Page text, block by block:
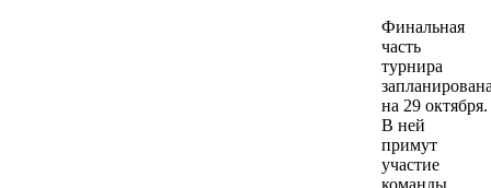
Финальная
часть
турнира
на 29 октября.
В ней
примут
участие
команды,